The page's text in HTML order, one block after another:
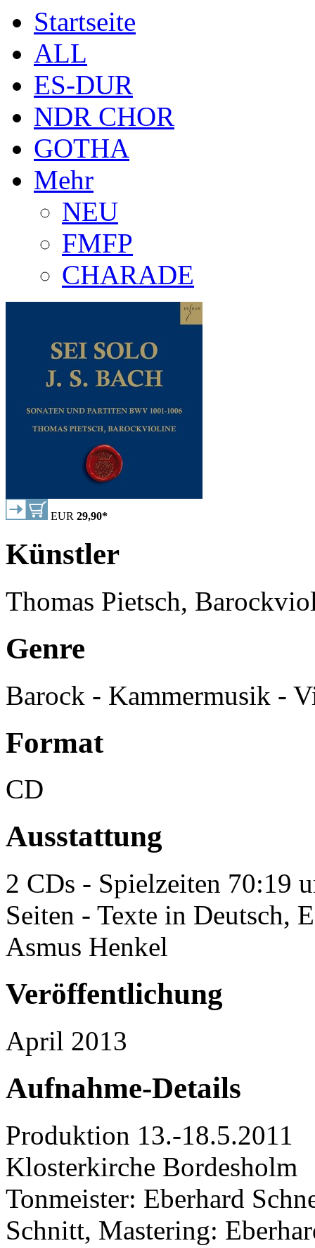
Startseite
ALL
ES-DUR
NDR CHOR
GOTHA
Mehr
NEU
FMFP
CHARADE
EUR 29,90*
Künstler
Thomas Pietsch,
Genre
Barock - Kammermusik -
Format
CD
Ausstattung
2 CDs - Spielzeiten 70:19
Seiten - Texte in Deutsch,
Asmus Henkel
Veröffentlichung
April 2013
Aufnahme-Details
Produktion 13.-18.5.2011
Klosterkirche Bordesholm
Tonmeister: Eberhard
Schnitt, Mastering: